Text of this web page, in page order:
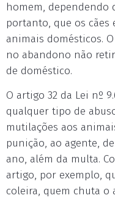
homem, dependendo
portanto, que os cães
animais domésticos.
no abandono não
de doméstico.
O artigo 32 da Lei nº
qualquer tipo de
mutilações aos
punição, ao agente,
ano, além da multa.
artigo, por exemplo,
coleira, quem chuta o